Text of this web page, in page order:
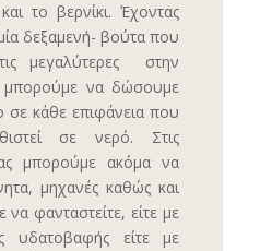
το βερνίκι. Έχοντας
δεξαμενή- βούτα που
μεγαλύτερες στην
μπορούμε να δώσουμε
σε κάθε επιφάνεια που
σε νερό. Στις
μπορούμε ακόμα να
μηχανές καθώς και
να φανταστείτε, είτε με
υδατοβαφής είτε με